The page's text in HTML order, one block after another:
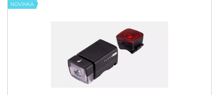
NOVINKA